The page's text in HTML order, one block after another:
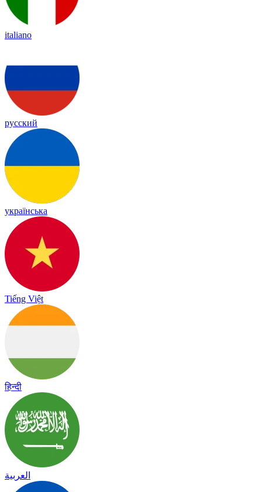
italiano
русский
українська
Tiếng Việt
हिन्दी
العربية